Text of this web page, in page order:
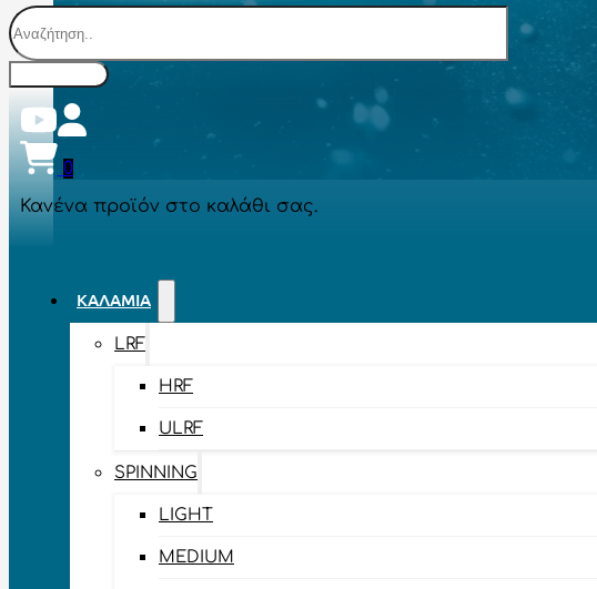
Αναζήτηση
0
Κανένα προϊόν στο καλάθι σας.
ΚΑΛΆΜΙΑ
LRF
HRF
ULRF
SPINNING
LIGHT
MEDIUM